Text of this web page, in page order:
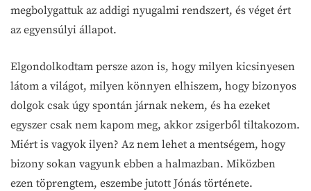
megbolygattuk az addigi nyugalmi rendszert, és véget ért
az egyensúlyi állapot.
Elgondolkodtam persze azon is, hogy milyen kicsinyesen
látom a világot, milyen könnyen elhiszem, hogy bizonyos
dolgok csak úgy spontán járnak nekem, és ha ezeket
egyszer csak nem kapom meg, akkor zsigerből tiltakozom.
Miért is vagyok ilyen? Az nem lehet a mentségem, hogy
bizony sokan vagyunk ebben a halmazban. Miközben
ezen töprengtem, eszembe jutott Jónás története.